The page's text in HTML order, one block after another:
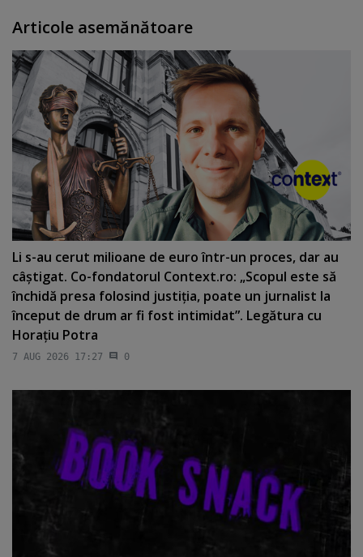
Articole asemănătoare
Li s-au cerut milioane de euro într-un proces, dar au
câştigat. Co-fondatorul Context.ro: „Scopul este să
închidă presa folosind justiţia, poate un jurnalist la
început de drum ar fi fost intimidat”. Legătura cu
Horaţiu Potra
7 AUG 2026 17:27 0